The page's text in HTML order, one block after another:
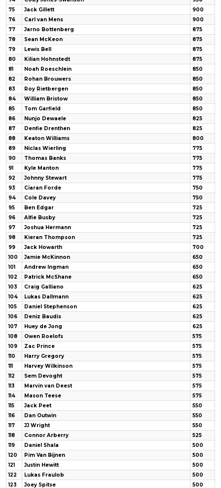
75
Jack Gillett
900
76
Carl van Mens
900
77
Jarno Bottenberg
875
78
Sean McKeon
875
79
Lewis Bell
875
80
Kilian Hohnstedt
875
81
Noah Roeschlein
850
82
Rohan Brouwers
850
83
Roy Rietbergen
850
84
William Bristow
850
85
Tom Garfield
850
86
Nunjo Dewaele
825
87
Denfie Drenthen
825
88
Keaton Williams
800
89
Niclas Wierling
775
90
Thomas Banks
775
91
Kyle Manton
775
92
Johnny Stewart
775
93
Ciaran Forde
750
94
Cole Davey
750
95
Ben Edgar
725
96
Alfie Busby
725
97
Joshua Hermann
725
98
Kieran Thompson
725
99
Jack Howarth
700
100
Jamie McKinnon
650
101
Andrew Ingman
650
102
Patrick McShane
650
103
Craig Galliano
625
104
Lukas Dallmann
625
105
Daniel Stephenson
625
106
Deniz Baudis
625
107
Huey de Jong
625
108
Owen Roelofs
575
109
Zac Prince
575
110
Harry Gregory
575
111
Harvey Wilkinson
575
112
Sem Devoght
575
113
Marvin van Deest
575
114
Mason Teese
575
115
Jack Peet
550
116
Dan Outwin
550
117
JJ Wright
550
118
Connor Arberry
525
119
Daniel Shala
500
120
Pim Van Bijnen
500
121
Justin Hewitt
500
122
Lukas Fraulob
500
123
Joey Spitse
500